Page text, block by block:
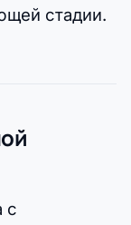
стадии.
с